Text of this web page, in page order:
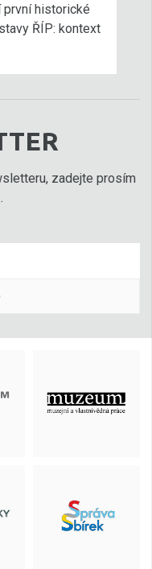
historické
ŘÍP: kontext
zadejte prosím